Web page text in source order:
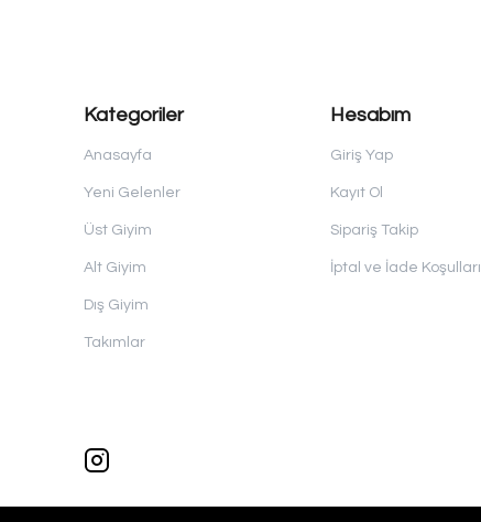
Kategoriler
Anasayfa
Yeni Gelenler
Üst Giyim
Alt Giyim
Dış Giyim
Takımlar
Hesabım
Giriş Yap
Kayıt Ol
Sipariş Takip
İptal ve İade Koşulları